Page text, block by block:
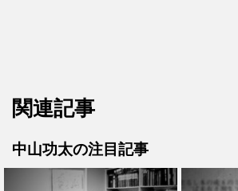
関連記事
中山功太の注目記事